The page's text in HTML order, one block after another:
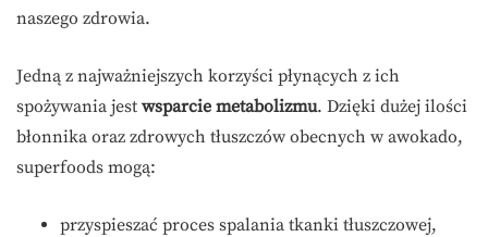
naszego zdrowia.
Jedną z najważniejszych korzyści płynących z ich
spożywania jest wsparcie metabolizmu. Dzięki dużej ilości
błonnika oraz zdrowych tłuszczów obecnych w awokado,
superfoods mogą:
przyspieszać proces spalania tkanki tłuszczowej,